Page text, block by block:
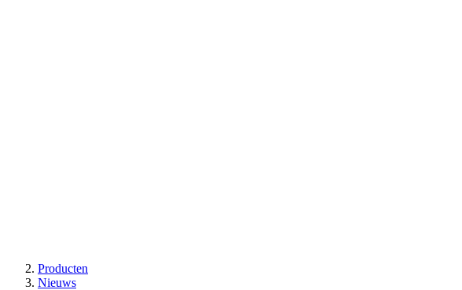
Producten
Nieuws